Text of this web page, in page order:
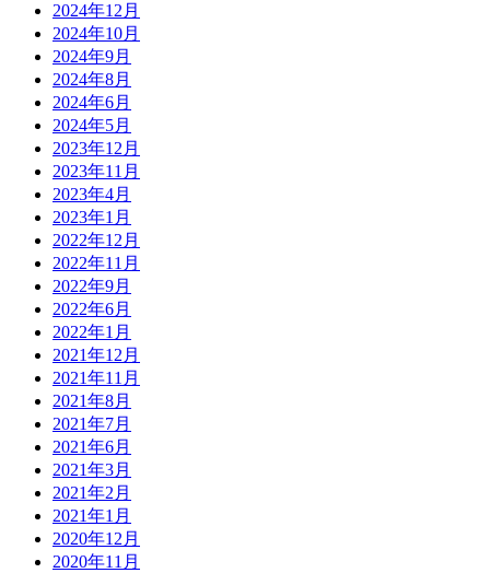
2024年12月
2024年10月
2024年9月
2024年8月
2024年6月
2024年5月
2023年12月
2023年11月
2023年4月
2023年1月
2022年12月
2022年11月
2022年9月
2022年6月
2022年1月
2021年12月
2021年11月
2021年8月
2021年7月
2021年6月
2021年3月
2021年2月
2021年1月
2020年12月
2020年11月